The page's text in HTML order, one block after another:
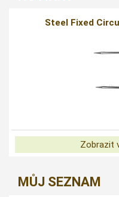
Steel Fixed
Zobrazit
MŮJ SEZNAM